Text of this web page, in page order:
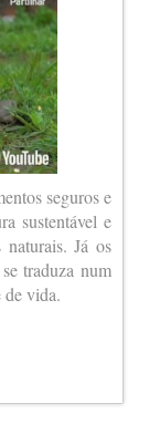
seguros e
sustentável e
Já os
traduza num
de vida.